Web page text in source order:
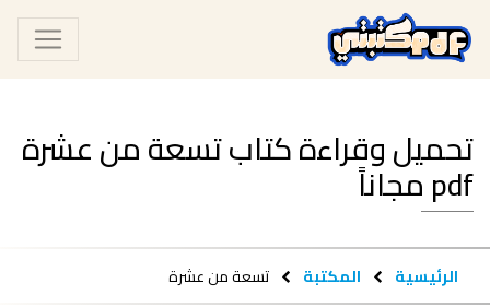
تحميل وقراءة كتاب تسعة من عشرة
pdf مجاناً
الرئيسية المكتبة تسعة من عشرة